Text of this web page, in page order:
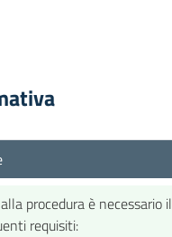
procedura è necessario il
requisiti: